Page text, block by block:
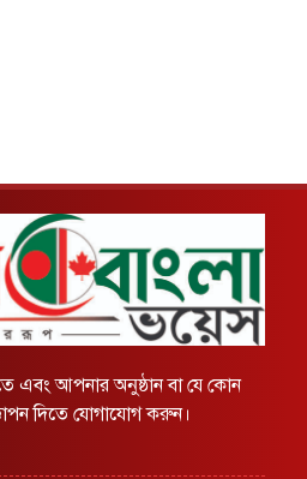
এবং আপনার অনুষ্ঠান বা যে কোন
দিতে যোগাযোগ করুন।